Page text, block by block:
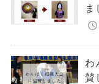
ま
わ
賛